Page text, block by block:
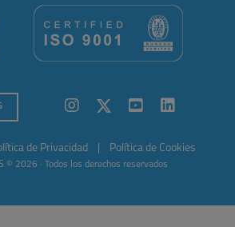
de Privacidad Política de Cookies
© 2026 · Todos los derechos reservados